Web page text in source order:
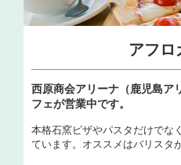
アフロ
西原商会アリーナ（鹿児島ア
フェが営業中です。
本格石窯ピザやパスタだけでな
ています。オススメはバリスタ